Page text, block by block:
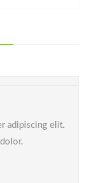
adipiscing elit.